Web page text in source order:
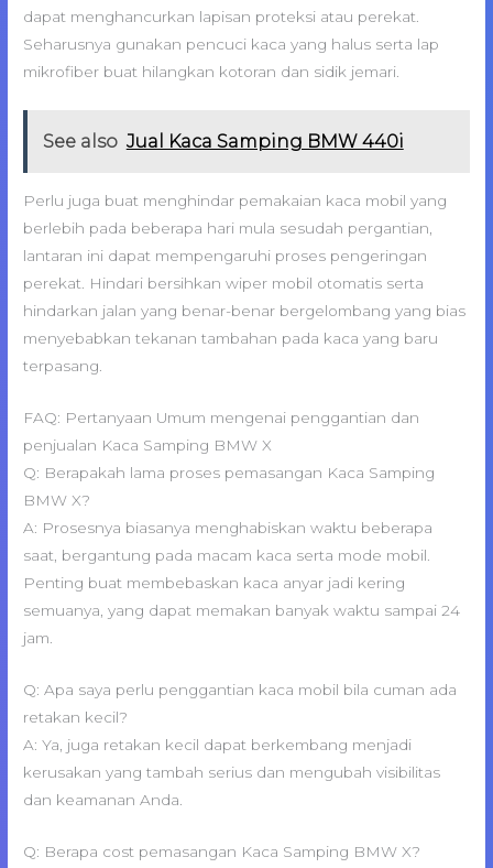
dapat menghancurkan lapisan proteksi atau perekat.
Seharusnya gunakan pencuci kaca yang halus serta lap
mikrofiber buat hilangkan kotoran dan sidik jemari.
See also Jual Kaca Samping BMW 440i
Perlu juga buat menghindar pemakaian kaca mobil yang
berlebih pada beberapa hari mula sesudah pergantian,
lantaran ini dapat mempengaruhi proses pengeringan
perekat. Hindari bersihkan wiper mobil otomatis serta
hindarkan jalan yang benar-benar bergelombang yang bias
menyebabkan tekanan tambahan pada kaca yang baru
terpasang.
FAQ: Pertanyaan Umum mengenai penggantian dan
penjualan Kaca Samping BMW X
Q: Berapakah lama proses pemasangan Kaca Samping
BMW X?
A: Prosesnya biasanya menghabiskan waktu beberapa
saat, bergantung pada macam kaca serta mode mobil.
Penting buat membebaskan kaca anyar jadi kering
semuanya, yang dapat memakan banyak waktu sampai 24
jam.
Q: Apa saya perlu penggantian kaca mobil bila cuman ada
retakan kecil?
A: Ya, juga retakan kecil dapat berkembang menjadi
kerusakan yang tambah serius dan mengubah visibilitas
dan keamanan Anda.
Q: Berapa cost pemasangan Kaca Samping BMW X?